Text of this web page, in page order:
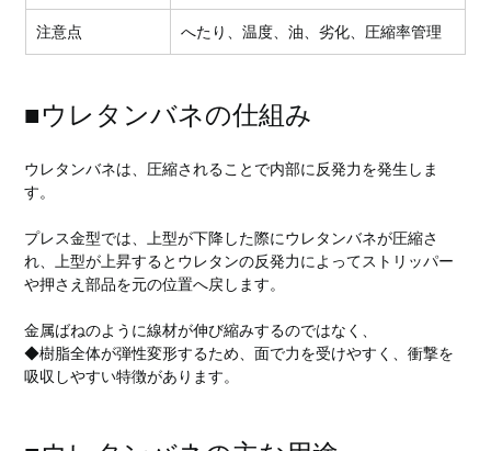
注意点 へたり、温度、油、劣化、圧縮率管理
■ウレタンバネの仕組み
ウレタンバネは、圧縮されることで内部に反発力を発生しま
す。
プレス金型では、上型が下降した際にウレタンバネが圧縮さ
れ、上型が上昇するとウレタンの反発力によってストリッパー
や押さえ部品を元の位置へ戻します。
金属ばねのように線材が伸び縮みするのではなく、
◆樹脂全体が弾性変形するため、面で力を受けやすく、衝撃を
吸収しやすい特徴があります。